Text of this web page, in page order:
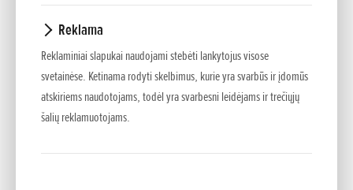
Reklama
Reklaminiai slapukai naudojami stebėti lankytojus visose
svetainėse. Ketinama rodyti skelbimus, kurie yra svarbūs ir įdomūs
atskiriems naudotojams, todėl yra svarbesni leidėjams ir trečiųjų
šalių reklamuotojams.
- Elektrinis paleidiklis
- Apsaugos nuo perkrovos mova
- Elektrinis išmetimo vamzdžio nustatymo įtaisas